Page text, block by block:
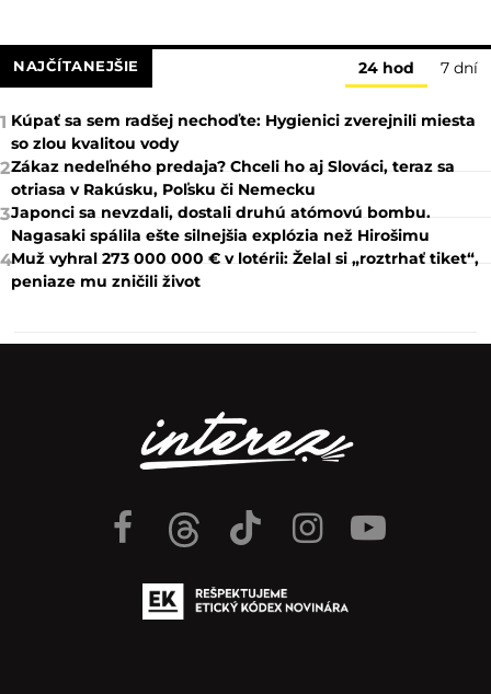
NAJČÍTANEJŠIE 24 hod 7 dní
1 Kúpať sa sem radšej nechoďte: Hygienici zverejnili miesta
so zlou kvalitou vody
2Zákaz nedeľného predaja? Chceli ho aj Slováci, teraz sa
otriasa v Rakúsku, Poľsku či Nemecku
3Japonci sa nevzdali, dostali druhú atómovú bombu.
Nagasaki spálila ešte silnejšia explózia než Hirošimu
4Muž vyhral 273 000 000 € v lotérii: Želal si „roztrhať tiket“,
peniaze mu zničili život